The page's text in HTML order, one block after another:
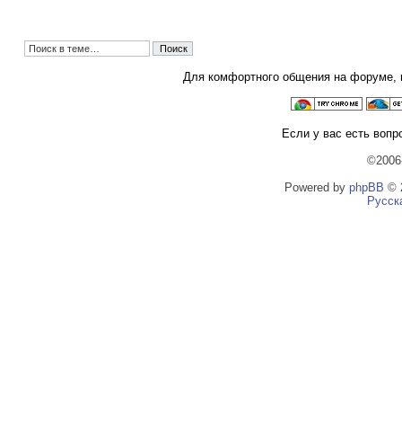
Для комфортного общения на форуме,
Если у вас есть
Powered by phpBB ©